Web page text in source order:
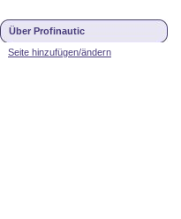
Über Profinautic
Seite hinzufügen/ändern